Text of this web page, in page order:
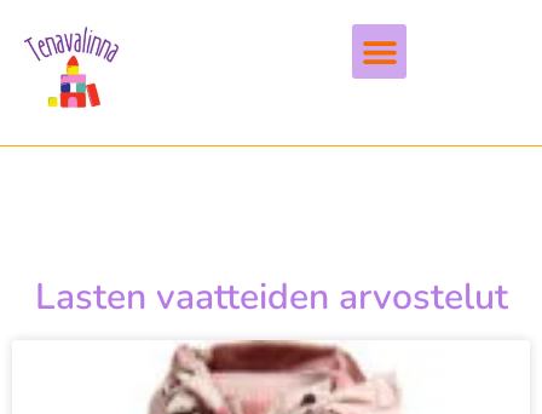
Lasten vaatteiden arvostelut